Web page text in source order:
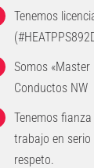
Tenemos
Somos
Conductos NW
Tenemos
trabajo en
respeto.